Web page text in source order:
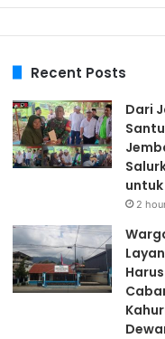
Recent Posts
Dari
2